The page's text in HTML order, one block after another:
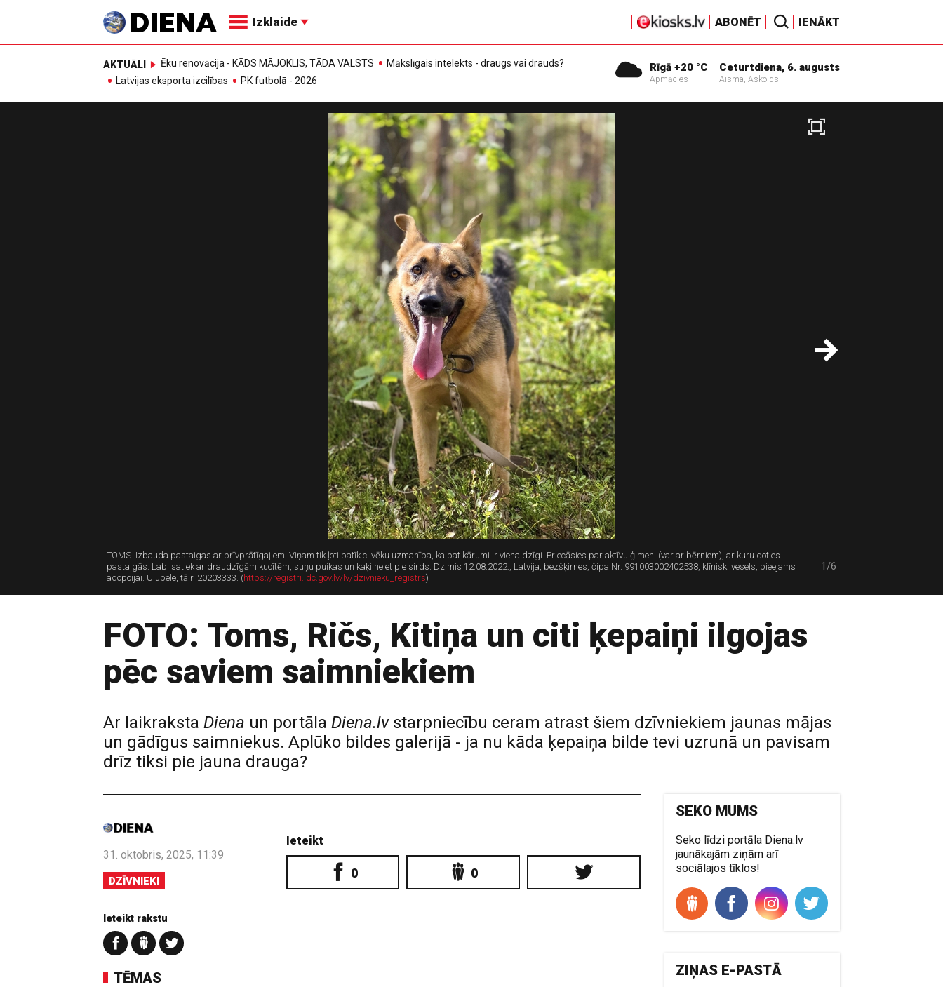
Izklaide ABONĒT IENĀKT
AKTUĀLI Ēku renovācija - KĀDS MĀJOKLIS, TĀDA VALSTS
Mākslīgais intelekts - draugs vai drauds?
Latvijas eksporta izcilības
PK futbolā - 2026
Rīgā +20 °C
Apmācies
Ceturtdiena, 6. augusts
Aisma, Askolds
TOMS. Izbauda pastaigas ar brīvprātīgajiem. Viņam tik ļoti patīk cilvēku uzmanība, ka pat kārumi ir vienaldzīgi. Priecāsies par aktīvu ģimeni (var ar bērniem), ar kuru doties
pastaigās. Labi satiek ar draudzīgām kucītēm, suņu puikas un kaķi neiet pie sirds. Dzimis 12.08.2022., Latvija, bezšķirnes, čipa Nr. 991003002402538, klīniski vesels, pieejams
adopcijai. Ulubele, tālr. 20203333. (https://registri.ldc.gov.lv/lv/dzivnieku_registrs)
1/6
FOTO: Toms, Ričs, Kitiņa un citi ķepaiņi ilgojas
pēc saviem saimniekiem
Ar laikraksta Diena un portāla Diena.lvstarpniecību ceram atrast šiem dzīvniekiem jaunas mājas
un gādīgus saimniekus. Aplūko bildes galerijā - ja nu kāda ķepaiņa bilde tevi uzrunā un pavisam
drīz tiksi pie jauna drauga?
31. oktobris, 2025, 11:39
DZĪVNIEKI
Ieteikt rakstu
TĒMAS
Ieteikt
0 0
SEKO MUMS
Seko līdzi portāla Diena.lv
jaunākajām ziņām arī
sociālajos tīklos!
ZIŅAS E-PASTĀ